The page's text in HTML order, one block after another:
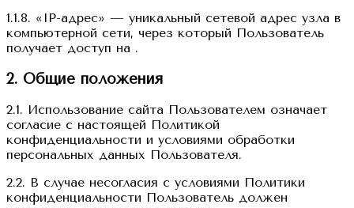
1.1.8. «IP-адрес» — уникальный сетевой адрес узла в
компьютерной сети, через который Пользователь
получает доступ на .
2. Общие положения
2.1. Использование сайта Пользователем означает
согласие с настоящей Политикой
конфиденциальности и условиями обработки
персональных данных Пользователя.
2.2. В случае несогласия с условиями Политики
конфиденциальности Пользователь должен